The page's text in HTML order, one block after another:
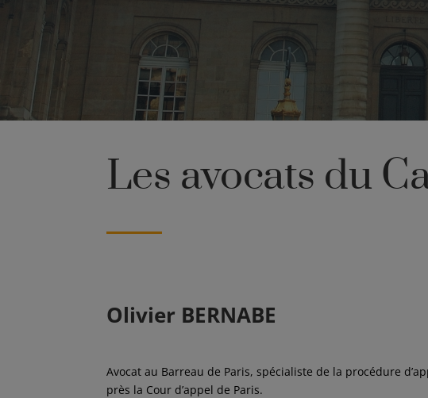
Les avocats du
Olivier BERNABE
Avocat au Barreau de Paris, spécialiste de la procédure
près la Cour d’appel de Paris.